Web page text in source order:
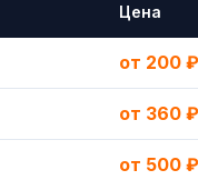
Цена
от 200
от 360
от 500